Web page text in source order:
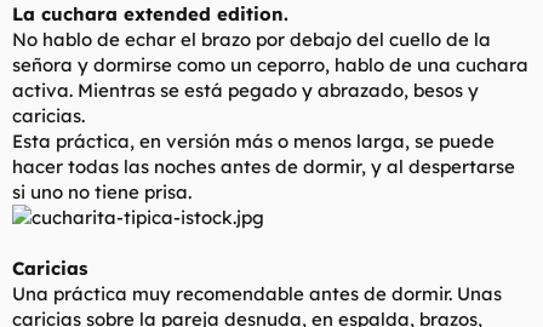
La cuchara extended edition.
No hablo de echar el brazo por debajo del cuello de la
señora y dormirse como un ceporro, hablo de una cuchara
activa. Mientras se está pegado y abrazado, besos y
caricias.
Esta práctica, en versión más o menos larga, se puede
hacer todas las noches antes de dormir, y al despertarse
si uno no tiene prisa.
Caricias
Una práctica muy recomendable antes de dormir. Unas
caricias sobre la pareja desnuda, en espalda, brazos,